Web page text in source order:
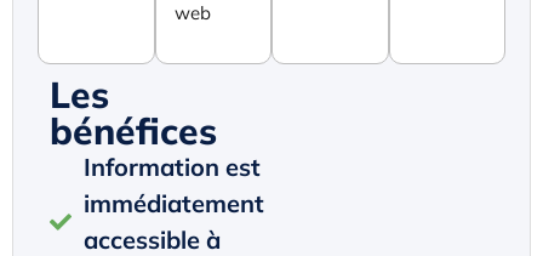
web
Les
bénéfices
Information est
immédiatement
accessible à